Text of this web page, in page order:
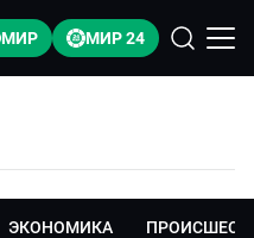
МИР МИР 24
ЭКОНОМИКА